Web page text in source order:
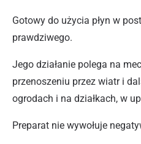
Gotowy do użycia płyn w
prawdziwego.
Jego działanie polega na
przenoszeniu przez wiatr i
ogrodach i na działkach, w
Preparat nie wywołuje